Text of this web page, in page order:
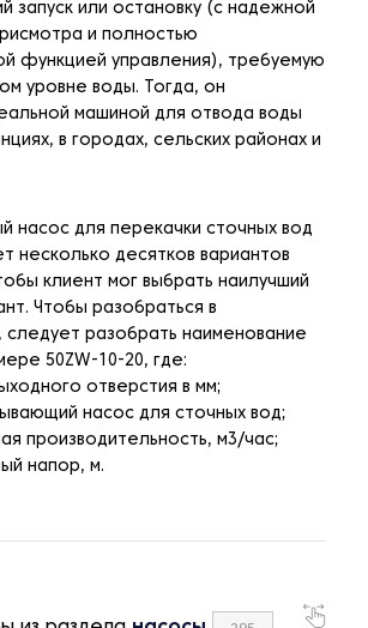
запуск или остановку (с надежной
и полностью
функцией управления), требуемую
уровне воды. Тогда, он
машиной для отвода воды
в городах, сельских районах и
насос для перекачки сточных вод
несколько десятков вариантов
клиент мог выбрать наилучший
Чтобы разобраться в
следует разобрать наименование
50ZW-10-20, где:
отверстия в мм;
насос для сточных вод;
производительность, м3/час;
напор, м.